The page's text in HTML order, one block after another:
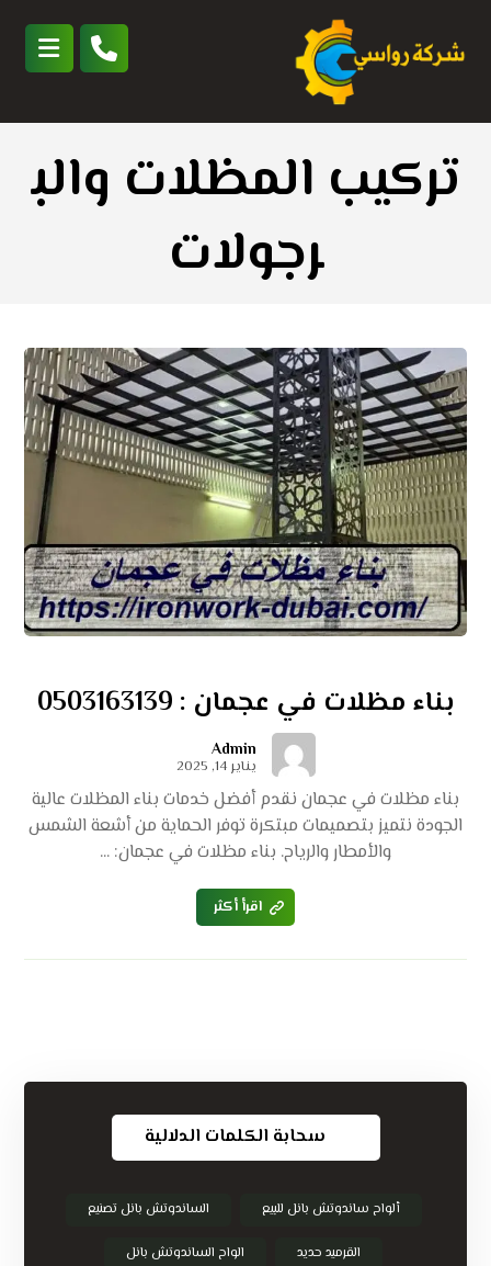
تركيب المظلات والب
رجولات
بناء مظلات في عجمان : 0503163139
Admin
يناير 14, 2025
بناء مظلات في عجمان نقدم أفضل خدمات بناء المظلات عالية
الجودة نتميز بتصميمات مبتكرة توفر الحماية من أشعة الشمس
والأمطار والرياح. بناء مظلات في عجمان: ...
اقرأ أكثر
سحابة الكلمات الدلالية
ألواح ساندوتش بانل للبيع الساندوتش بانل تصنيع
القرميد حديد الواح الساندوتش بانل